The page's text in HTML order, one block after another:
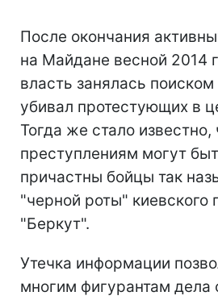
После окончания
на Майдане весной 2014
власть занялась поиском
убивал протестующих в
Тогда же стало известно,
преступлениям могут
причастны бойцы так
"черной роты" киевского
"Беркут".
Утечка информации
многим фигурантам дела